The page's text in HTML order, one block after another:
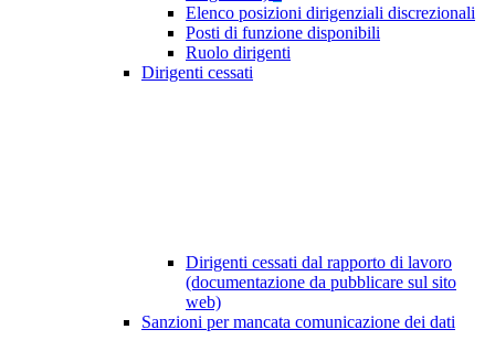
Elenco posizioni dirigenziali discrezionali
Posti di funzione disponibili
Ruolo dirigenti
Dirigenti cessati
Dirigenti cessati dal rapporto di lavoro
(documentazione da pubblicare sul sito
web)
Sanzioni per mancata comunicazione dei dati